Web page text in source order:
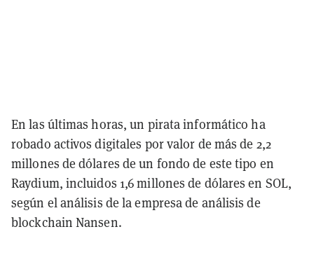
En las últimas horas, un pirata informático ha
robado activos digitales por valor de más de 2,2
millones de dólares de un fondo de este tipo en
Raydium, incluidos 1,6 millones de dólares en SOL,
según el análisis de la empresa de análisis de
blockchain Nansen.